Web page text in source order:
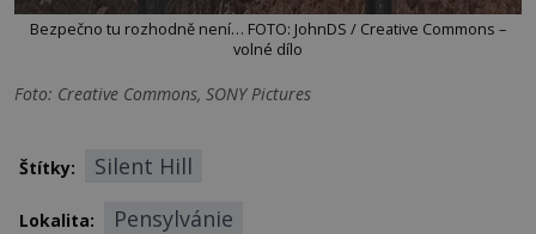
Bezpečno tu rozhodně není… FOTO: JohnDS / Creative Commons –
volné dílo
Foto: Creative Commons, SONY Pictures
Štítky: Silent Hill
Lokalita: Pensylvánie